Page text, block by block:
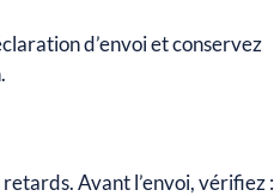
d’envoi et conservez
Avant l’envoi, vérifiez :